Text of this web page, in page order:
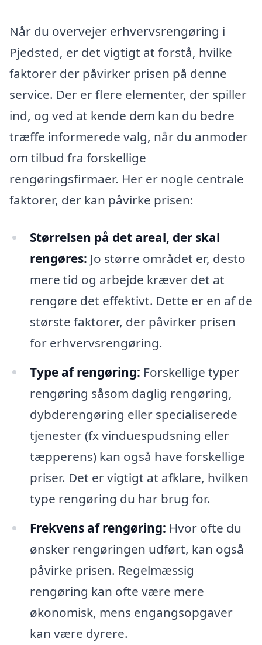
Når du overvejer erhvervsrengøring i
Pjedsted, er det vigtigt at forstå, hvilke
faktorer der påvirker prisen på denne
service. Der er flere elementer, der spiller
ind, og ved at kende dem kan du bedre
træffe informerede valg, når du anmoder
om tilbud fra forskellige
rengøringsfirmaer. Her er nogle centrale
faktorer, der kan påvirke prisen:
Størrelsen på det areal, der skal
rengøres: Jo større området er, desto
mere tid og arbejde kræver det at
rengøre det effektivt. Dette er en af de
største faktorer, der påvirker prisen
for erhvervsrengøring.
Type af rengøring: Forskellige typer
rengøring såsom daglig rengøring,
dybderengøring eller specialiserede
tjenester (fx vinduespudsning eller
tæpperens) kan også have forskellige
priser. Det er vigtigt at afklare, hvilken
type rengøring du har brug for.
Frekvens af rengøring: Hvor ofte du
ønsker rengøringen udført, kan også
påvirke prisen. Regelmæssig
rengøring kan ofte være mere
økonomisk, mens engangsopgaver
kan være dyrere.